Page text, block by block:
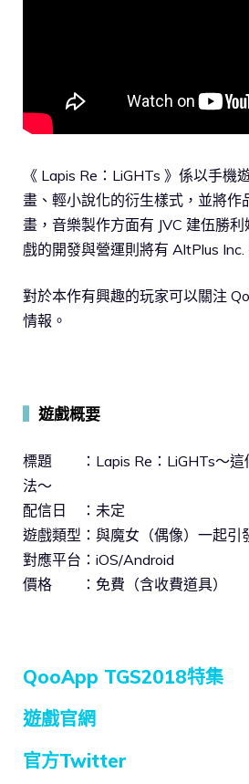
《 Lapis Re：LiGHTs 》係以手機
畫、輕小說化的衍生樣式，並將作
畫，音樂製作方面有 JVC 建伍勝
戲的開發與營運則將有 AltPlus Inc.
對於本作有興趣的玩家可以關注
情報。
遊戲概要
標題 ：Lapis Re：LiGHTs～這
法～
配信日 ：未定
遊戲類型：與魔女（偶像）一起引
對應平台：iOS/Android
價格 ：免費（含收費道具）
QooApp TGS2018特集
遊戲官網
官方Twitter